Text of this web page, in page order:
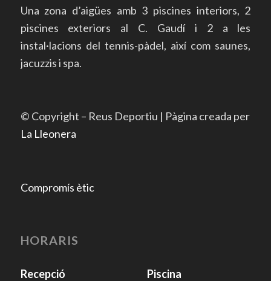
Una zona d’aigües amb 3 piscines interiors, 2
piscines exteriors al C. Gaudí i 2 a les
instal·lacions del tennis-pàdel, així com saunes,
jacuzzis i spa.
© Copyright – Reus Deportiu | Pàgina creada per
La Lleonera
Compromís ètic
HORARIS
Recepció
Piscina